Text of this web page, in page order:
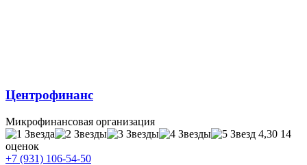
Центрофинанс
Микрофинансовая организация
4,30 14
оценок
+7 (931) 106-54-50